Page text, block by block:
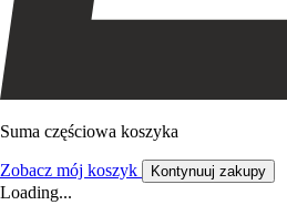
Suma częściowa koszyka
Zobacz mój koszyk Kontynuuj zakupy
Loading...